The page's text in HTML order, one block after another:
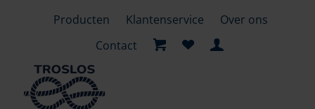
Producten Klantenservice
Over ons
Contact